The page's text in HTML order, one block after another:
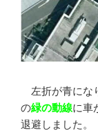
左折が青にな
の緑の動線に車
退避しました。